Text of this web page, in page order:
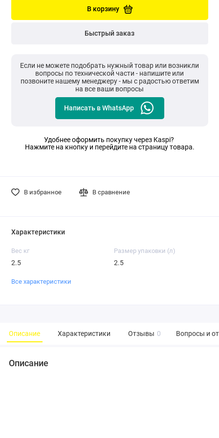
В корзину
Быстрый заказ
Если не можете подобрать нужный товар или возникли
вопросы по технической части - напишите или
позвоните нашему менеджеру - мы с радостью ответим
на все ваши вопросы
Написать в WhatsApp
Удобнее оформить покупку через Kaspi?
Нажмите на кнопку и перейдите на страницу товара.
В избранное В сравнение
Характеристики
Вес кг
2.5
Размер упаковки (л)
2.5
Все характеристики
Описание Характеристики Отзывы 0 Вопросы и
Описание